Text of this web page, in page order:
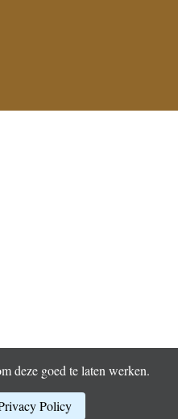
deze goed te laten werken.
Policy